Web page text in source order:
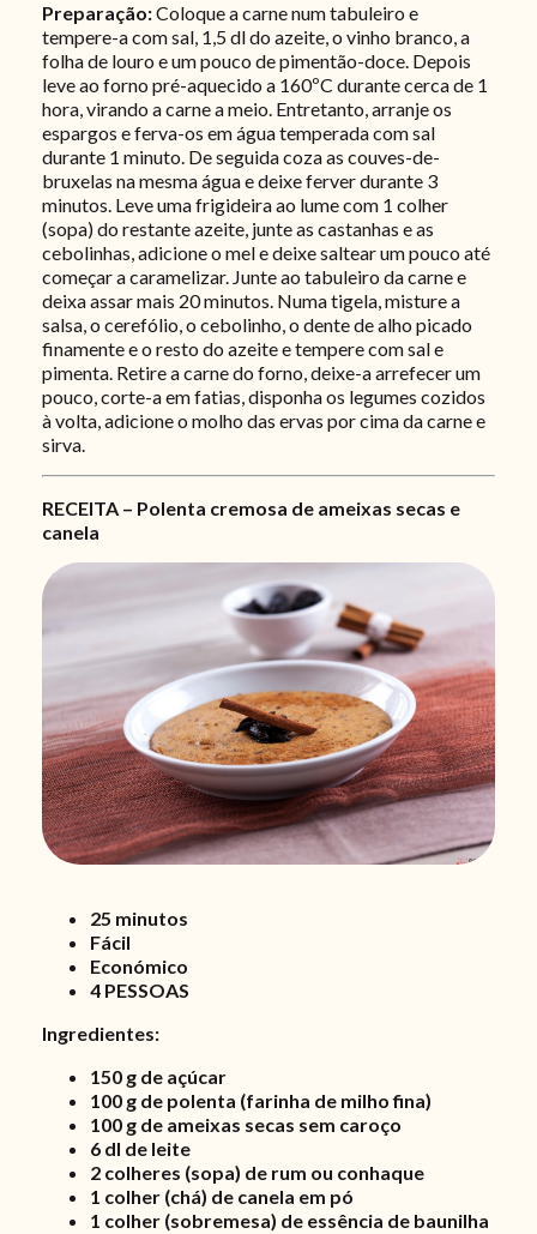
Preparação:Coloque a carne num tabuleiro e
tempere-a com sal, 1,5 dl do azeite, o vinho branco, a
folha de louro e um pouco de pimentão-doce. Depois
leve ao forno pré-aquecido a 160ºC durante cerca de 1
hora, virando a carne a meio. Entretanto, arranje os
espargos e ferva-os em água temperada com sal
durante 1 minuto. De seguida coza as couves-de-
bruxelas na mesma água e deixe ferver durante 3
minutos. Leve uma frigideira ao lume com 1 colher
(sopa) do restante azeite, junte as castanhas e as
cebolinhas, adicione o mel e deixe saltear um pouco até
começar a caramelizar. Junte ao tabuleiro da carne e
deixa assar mais 20 minutos. Numa tigela, misture a
salsa, o cerefólio, o cebolinho, o dente de alho picado
finamente e o resto do azeite e tempere com sal e
pimenta. Retire a carne do forno, deixe-a arrefecer um
pouco, corte-a em fatias, disponha os legumes cozidos
à volta, adicione o molho das ervas por cima da carne e
sirva.
RECEITA – Polenta cremosa de ameixas secas e
canela
25 minutos
Fácil
Económico
4 PESSOAS
Ingredientes:
150 g de açúcar
100 g de polenta (farinha de milho fina)
100 g de ameixas secas sem caroço
6 dl de leite
2 colheres (sopa) de rum ou conhaque
1 colher (chá) de canela em pó
1 colher (sobremesa) de essência de baunilha